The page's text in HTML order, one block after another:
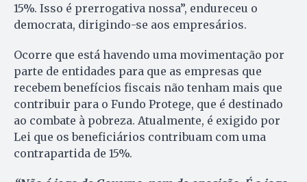
15%. Isso é prerrogativa nossa”, endureceu o
democrata, dirigindo-se aos empresários.
Ocorre que está havendo uma movimentação por
parte de entidades para que as empresas que
recebem benefícios fiscais não tenham mais que
contribuir para o Fundo Protege, que é destinado
ao combate à pobreza. Atualmente, é exigido por
Lei que os beneficiários contribuam com uma
contrapartida de 15%.